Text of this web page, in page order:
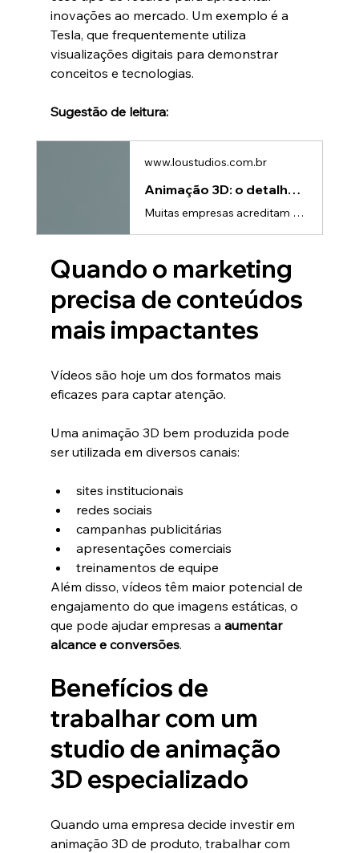
inovações ao mercado. Um exemplo é a
Tesla, que frequentemente utiliza
visualizações digitais para demonstrar
conceitos e tecnologias.
Sugestão de leitura:
www.loustudios.com.br
Animação 3D: o detalhe que aumenta suas vendas
Muitas empresas acreditam que, para uma animação 3D vender mais, basta ter qualidade visual.Mas a verdade é outra.Você pode ter um vídeo incrível, com iluminação perfeita e modelagem impecável… e mesmo assim não gerar resultado.O que realmente faz uma animação 3D vender é um detalhe que muita gente ignora: clareza estratégica na comunicação.O erro mais comum na animação 3DGrande parte das animações 3D falha porque: • Foca apenas no visual • Não explica o produto corretamente • Não destaca difere
Quando o marketing
precisa de conteúdos
mais impactantes
Vídeos são hoje um dos formatos mais
eficazes para captar atenção.
Uma animação 3D bem produzida pode
ser utilizada em diversos canais:
sites institucionais
redes sociais
campanhas publicitárias
apresentações comerciais
treinamentos de equipe
Além disso, vídeos têm maior potencial de
engajamento do que imagens estáticas, o
que pode ajudar empresas a aumentar
alcance e conversões.
Benefícios de
trabalhar com um
studio de animação
3D especializado
Quando uma empresa decide investir em
animação 3D de produto, trabalhar com